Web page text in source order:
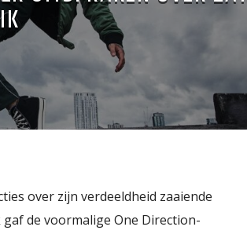
over zijn verdeeldheid zaaiende
de voormalige One Direction-